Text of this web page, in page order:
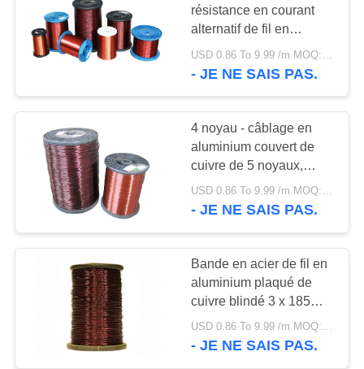
SITE
DE
CONFIDENTIALITÉ
Câble de
commande
multinucléaire
59
fil à un noyau
35
résistance en courant
alternatif de fil en
aluminium plaqué de
cuivre de 6.35/11KV
USD 0.86 To 9.99 /m MOQ:500m
- JE NE SAIS PAS.
4 noyau - câblage en
aluminium couvert de
cuivre de 5 noyaux,
cable électrique en
aluminium plaqué de
USD 0.86 To 9.99 /m MOQ:500m
- JE NE SAIS PAS.
Bande en acier de fil en
aluminium plaqué de
cuivre blindé 3 x 185
millimètres carrés
d'écologique
USD 0.86 To 9.99 /m MOQ:500m
- JE NE SAIS PAS.